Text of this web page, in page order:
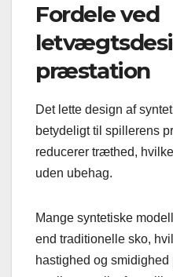
Fordele ved
præstation
Det lette design af
betydeligt til spillerens
reducerer træthed,
uden ubehag.
Mange syntetiske
end traditionelle sko,
hastighed og